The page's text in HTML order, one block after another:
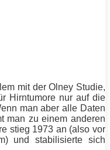
mit der Olney Studie,
Hirntumore nur auf die
man aber alle Daten
man zu einem anderen
stieg 1973 an (also vor
und stabilisierte sich